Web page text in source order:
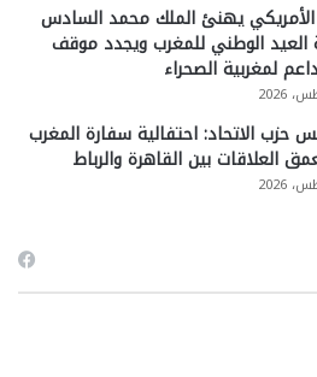
يهنئ الملك محمد السادس
العيد الوطني للمغرب ويجدد موقف
لمغربية الصحراء
حزب الاتحاد: احتفالية سفارة المغرب
العلاقات بين القاهرة والرباط